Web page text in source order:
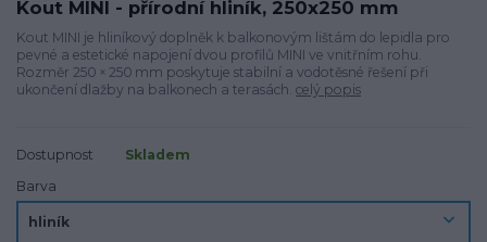
Kout MINI - přírodní hliník, 250x250 mm
Kout MINI je hliníkový doplněk k balkonovým lištám do lepidla pro
pevné a estetické napojení dvou profilů MINI ve vnitřním rohu.
Rozměr 250 × 250 mm poskytuje stabilní a vodotěsné řešení při
ukončení dlažby na balkonech a terasách. celý popis
Dostupnost
Skladem
Barva